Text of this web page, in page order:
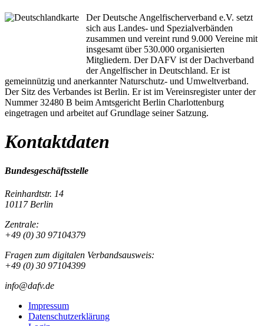
Der Deutsche Angelfischerverband e.V. setzt
sich aus Landes- und Spezialverbänden
zusammen und vereint rund 9.000 Vereine mit
insgesamt über 530.000 organisierten
Mitgliedern. Der DAFV ist der Dachverband
der Angelfischer in Deutschland. Er ist
gemeinnützig und anerkannter Naturschutz- und Umweltverband.
Der Sitz des Verbandes ist Berlin. Er ist im Vereinsregister unter der
Nummer 32480 B beim Amtsgericht Berlin Charlottenburg
eingetragen und arbeitet auf Grundlage seiner Satzung.
Kontaktdaten
Bundesgeschäftsstelle
Reinhardtstr. 14
10117 Berlin
Zentrale:
+49 (0) 30 97104379
Fragen zum digitalen Verbandsausweis:
+49 (0) 30 97104399
info@dafv.de
Impressum
Datenschutzerklärung